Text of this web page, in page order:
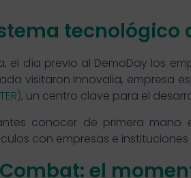
tecnológico
día previo al DemoDay los
visitaron Innovalia, empresa
, un centro clave para el
conocer de primera
con empresas e instituciones
el